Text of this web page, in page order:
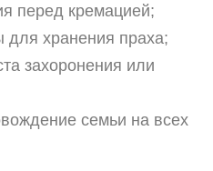
перед кремацией;
для хранения праха;
захоронения или
семьи на всех